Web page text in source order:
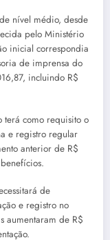
nível médio, desde
pelo Ministério
inicial correspondia
de imprensa do
incluindo R$
como requisito o
e registro regular
anterior de R$
de
e registro no
aumentaram de R$